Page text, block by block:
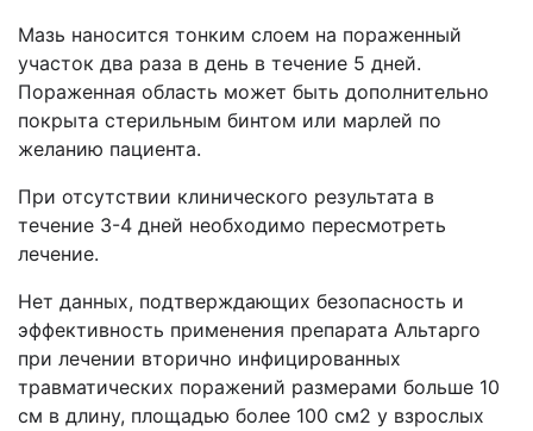
Мазь наносится тонким слоем на пораженный
участок два раза в день в течение 5 дней.
Пораженная область может быть дополнительно
покрыта стерильным бинтом или марлей по
желанию пациента.
При отсутствии клинического результата в
течение 3-4 дней необходимо пересмотреть
лечение.
Нет данных, подтверждающих безопасность и
эффективность применения препарата Альтарго
при лечении вторично инфицированных
травматических поражений размерами больше 10
см в длину, площадью более 100 см2 у взрослых